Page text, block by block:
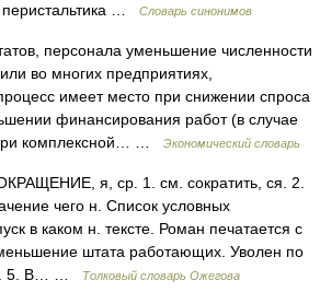
перистальтика …
Словарь синонимов
персонала уменьшение численности
во многих предприятиях,
имеет место при снижении спроса
финансирования работ (в случае
комплексной… …
Экономический словарь
я, ср. 1. см. сократить, ся. 2.
чего н. Список условных
в каком н. тексте. Роман печатается с
штата работающих. Уволен по
5. В… …
Толковый словарь Ожегова